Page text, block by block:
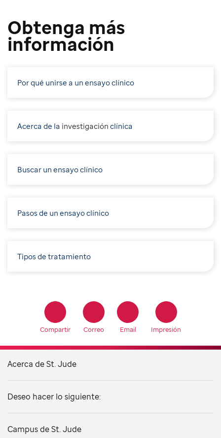
Obtenga más
información
Por qué unirse a un ensayo clínico
Acerca de la investigación clínica
Buscar un ensayo clínico
Pasos de un ensayo clínico
Tipos de tratamiento
Compartir Correo Email Impresión
Acerca de St. Jude
Deseo hacer lo siguiente:
Campus de St. Jude